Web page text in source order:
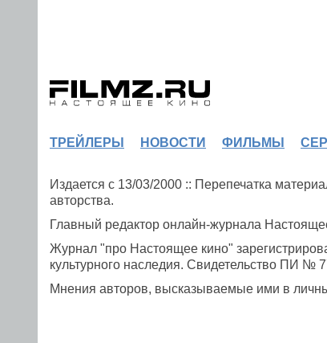
ТРЕЙЛЕРЫ НОВОСТИ ФИЛЬМЫ
Издается с 13/03/2000 :: Перепечатка
авторства.
Главный редактор онлайн-журнала
Журнал "про Настоящее кино"
культурного наследия. Свидетельство ПИ №
Мнения авторов, высказываемые ими в